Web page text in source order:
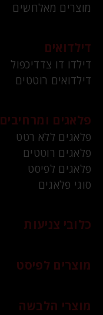
מוצרים מאלחשים
דילדואים
דילדו דו צדדיכפול
דילדואים רוטטים
פלאגים ומרחיבים
פלאגים ללא רטט
פלאגים רוטטים
פלאגים לפיסט
סוגי פלאגים
כלובי צניעות
מוצרים לפיסט
מוצרי הלבשה